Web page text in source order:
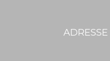
ADRESSE